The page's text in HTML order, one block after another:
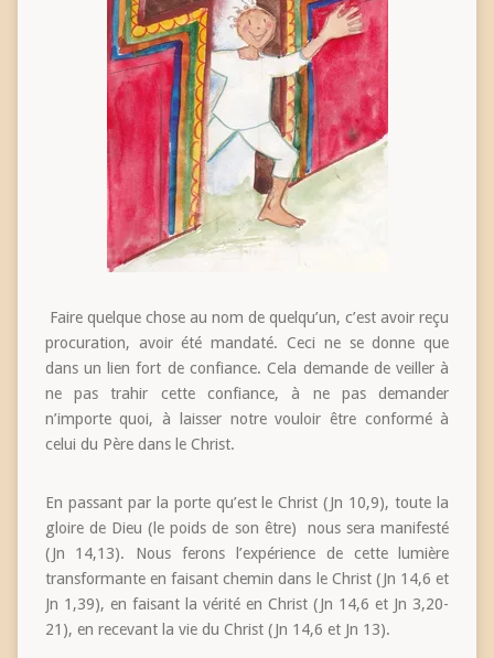
Faire quelque chose au nom de quelqu’un, c’est avoir reçu
procuration, avoir été mandaté. Ceci ne se donne que
dans un lien fort de confiance. Cela demande de veiller à
ne pas trahir cette confiance, à ne pas demander
n’importe quoi, à laisser notre vouloir être conformé à
celui du Père dans le Christ.
En passant par la porte qu’est le Christ (Jn 10,9), toute la
gloire de Dieu (le poids de son être) nous sera manifesté
(Jn 14,13). Nous ferons l’expérience de cette lumière
transformante en faisant chemin dans le Christ (Jn 14,6 et
Jn 1,39), en faisant la vérité en Christ (Jn 14,6 et Jn 3,20-
21), en recevant la vie du Christ (Jn 14,6 et Jn 13).